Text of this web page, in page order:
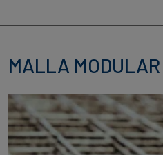
MALLA MODULAR